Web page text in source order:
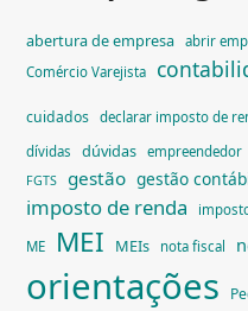
abertura de empresa abrir
Comércio Varejista
cuidados declarar imposto de
dívidas dúvidas empreendedor
FGTS gestão gestão
imposto de renda
ME MEI MEIs nota fiscal
orientações